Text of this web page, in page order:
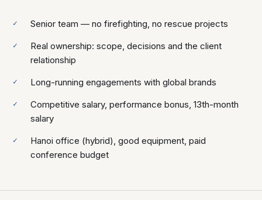
Senior team — no firefighting, no rescue projects
Real ownership: scope, decisions and the client
relationship
Long-running engagements with global brands
Competitive salary, performance bonus, 13th-month
salary
Hanoi office (hybrid), good equipment, paid
conference budget